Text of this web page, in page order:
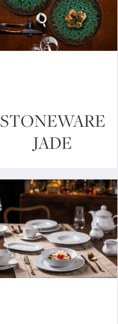
STONEWARE
JADE